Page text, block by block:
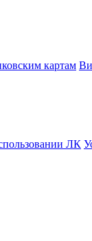
картам
ЛК